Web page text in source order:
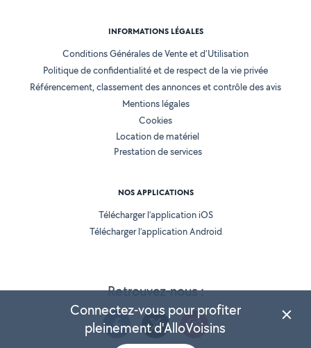
Retrouvez-nous :
INFORMATIONS LÉGALES
Conditions Générales de Vente et d'Utilisation
Politique de confidentialité et de respect de la vie privée
Référencement, classement des annonces et contrôle des avis
Mentions légales
Cookies
Location de matériel
Prestation de services
NOS APPLICATIONS
Télécharger l’application iOS
Télécharger l’application Android
Connectez-vous pour profiter
pleinement d'AlloVoisins